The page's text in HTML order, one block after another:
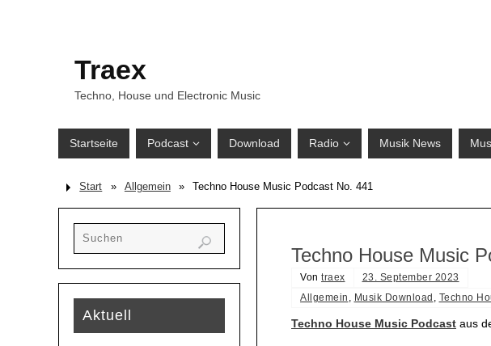
Traex
Techno, House und Electronic Music
Startseite Podcast Download Radio Musik News
Start » Allgemein » Techno House Music Podcast No. 441
Techno House Music
Von traex
23. September 2023
Allgemein , Musik Download , Techno
Techno House Music Podcast aus
Aktuell